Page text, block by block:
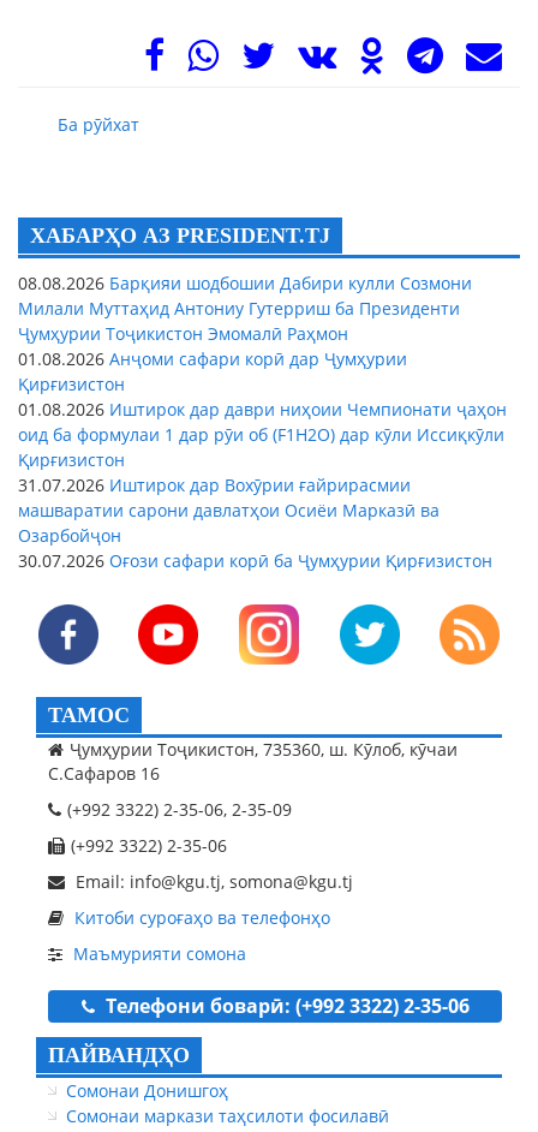
Ба рӯйхат
ХАБАРҲО АЗ PRESIDENT.TJ
08.08.2026 Барқияи шодбошии Дабири кулли Созмони
Милали Муттаҳид Антониу Гутерриш ба Президенти
Ҷумҳурии Тоҷикистон Эмомалӣ Раҳмон
01.08.2026 Анҷоми сафари корӣ дар Ҷумҳурии
Қирғизистон
01.08.2026 Иштирок дар даври ниҳоии Чемпионати ҷаҳон
оид ба формулаи 1 дар рӯи об (F1H2O) дар кӯли Иссиқкӯли
Қирғизистон
31.07.2026 Иштирок дар Вохӯрии ғайрирасмии
машваратии сарони давлатҳои Осиёи Марказӣ ва
Озарбойҷон
30.07.2026 Оғози сафари корӣ ба Ҷумҳурии Қирғизистон
ТАМОС
Ҷумҳурии Тоҷикистон, 735360, ш. Кӯлоб, кӯчаи
С.Сафаров 16
(+992 3322) 2-35-06, 2-35-09
(+992 3322) 2-35-06
Email: info@kgu.tj, somona@kgu.tj
Китоби суроғаҳо ва телефонҳо
Маъмурияти сомона
Телефони боварӣ: (+992 3322) 2-35-06
ПАЙВАНДҲО
Сомонаи Донишгоҳ
Сомонаи маркази таҳсилоти фосилавӣ